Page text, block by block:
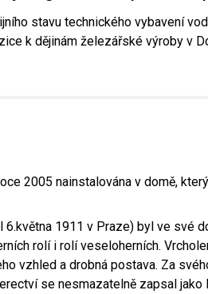
stavu technického vybavení
k dějinám železářské výroby v
2005 nainstalována v domě,
1911 v Praze) byl ve své
rolí i rolí veseloherních.
vzhled a drobná postava. Za
se nesmazatelně zapsal jako